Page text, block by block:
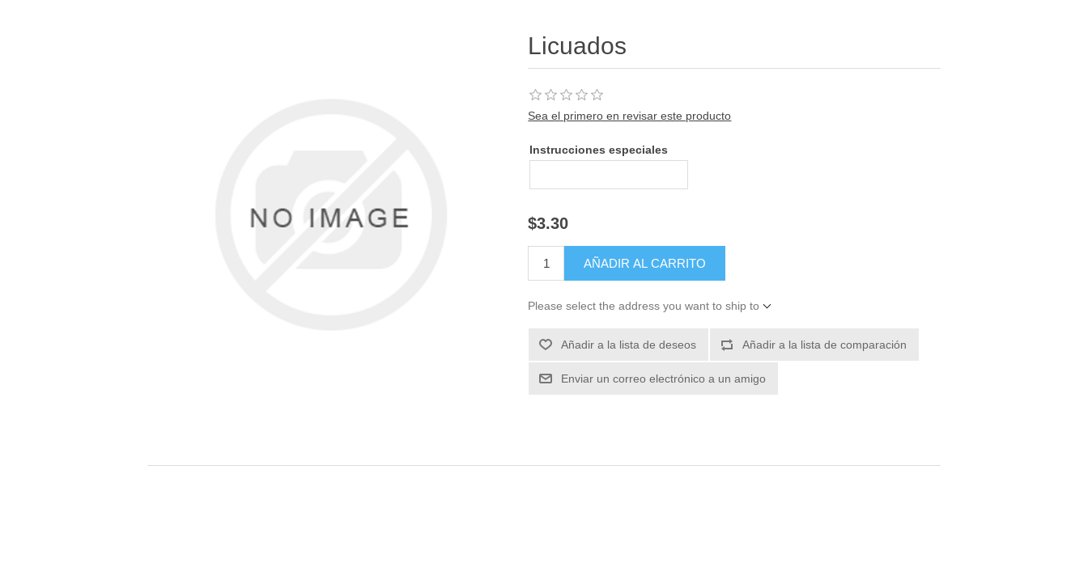
Licuados
Sea el primero en revisar este producto
Instrucciones especiales
$3.30
Please select the address you want to ship to